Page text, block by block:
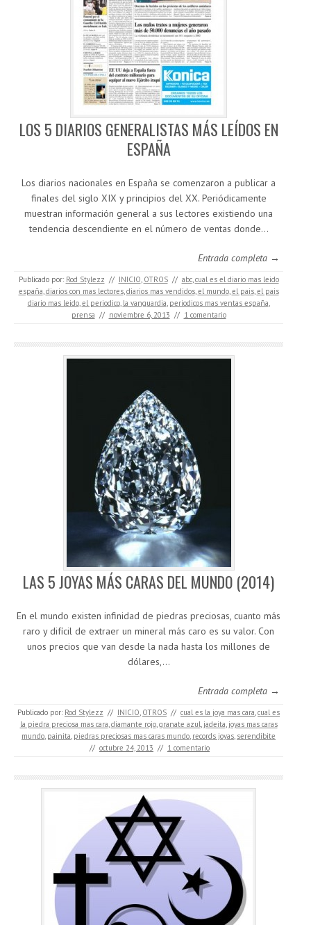
LOS 5 DIARIOS GENERALISTAS MÁS LEÍDOS EN
ESPAÑA
Los diarios nacionales en España se comenzaron a publicar a
finales del siglo XIX y principios del XX. Periódicamente
muestran información general a sus lectores existiendo una
tendencia descendiente en el número de ventas donde…
Entrada completa →
Publicado por: Rod Stylezz // INICIO, OTROS // abc,cual es el diario mas leido
españa,diarios con mas lectores,diarios mas vendidos,el mundo,el pais,el pais
diario mas leido,el periodico, la vanguardia, periodicos mas ventas españa,
prensa // noviembre 6, 2013 // 1 comentario
LAS 5 JOYAS MÁS CARAS DEL MUNDO (2014)
En el mundo existen infinidad de piedras preciosas, cuanto más
raro y difícil de extraer un mineral más caro es su valor. Con
unos precios que van desde la nada hasta los millones de
dólares,…
Entrada completa →
Publicado por: Rod Stylezz // INICIO, OTROS // cual es la joya mas cara,cual es
la piedra preciosa mas cara,diamante rojo,granate azul, jadeita, joyas mas caras
mundo, painita, piedras preciosas mas caras mundo, records joyas, serendibite
// octubre 24, 2013 // 1 comentario